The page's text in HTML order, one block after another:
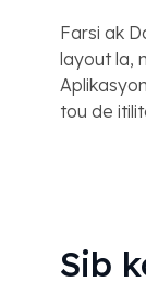
Farsi ak
layout la,
tou de
Sib